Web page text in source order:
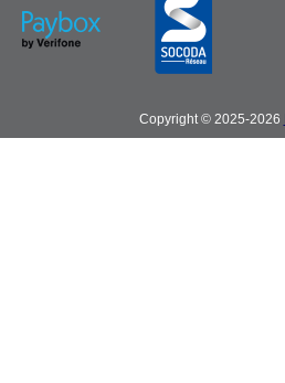
Copyright © 2025-2026